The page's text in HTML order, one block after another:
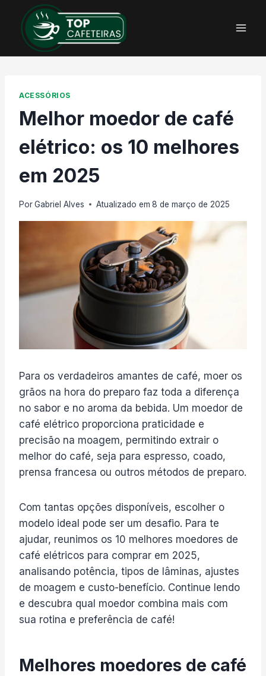
Conteúdo
ACESSÓRIOS
Melhor moedor de café
elétrico: os 10 melhores
em 2025
PorGabriel Alves Atualizado em 8 de março de 2025
Para os verdadeiros amantes de café, moer os
grãos na hora do preparo faz toda a diferença
no sabor e no aroma da bebida. Um moedor de
café elétrico proporciona praticidade e
precisão na moagem, permitindo extrair o
melhor do café, seja para espresso, coado,
prensa francesa ou outros métodos de preparo.
Com tantas opções disponíveis, escolher o
modelo ideal pode ser um desafio. Para te
ajudar, reunimos os 10 melhores moedores de
café elétricos para comprar em 2025,
analisando potência, tipos de lâminas, ajustes
de moagem e custo-benefício. Continue lendo
e descubra qual moedor combina mais com
sua rotina e preferência de café!
Melhores moedores de café